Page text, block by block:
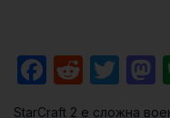
StarCraft 2 e сложна